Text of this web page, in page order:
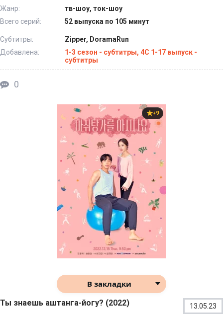
Жанр:
тв-шоу, ток-шоу
Всего серий:
52 выпуска по 105 минут
Субтитры:
Zipper, DoramaRun
Добавлена:
1-3 сезон - субтитры, 4С 1-17 выпуск -
субтитры
0
+9
В закладки
Ты знаешь аштанга-йогу? (2022) 13.05.23